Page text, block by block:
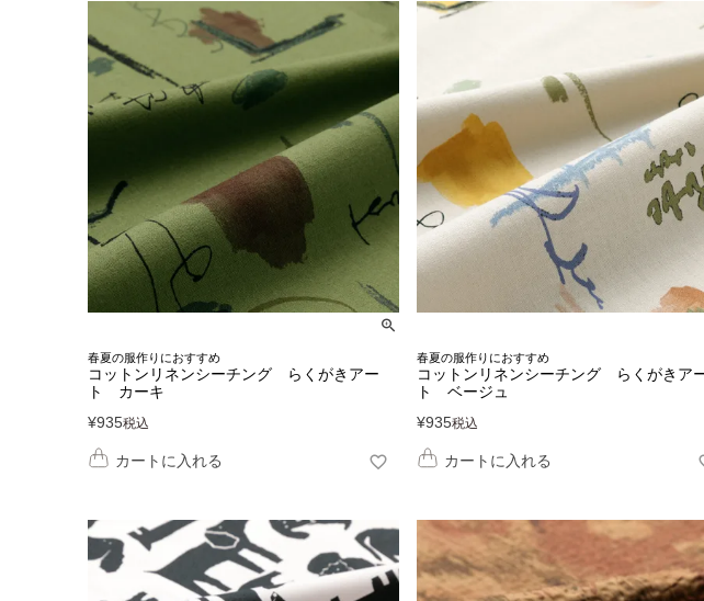
春夏の服作りにおすすめ
コットンリネンシーチング らくがきアー
ト カーキ
¥935税込
カートに入れる
春夏の服作りにおすすめ
コットンリネンシーチング らくがきア
ト ベージュ
¥935税込
カートに入れる